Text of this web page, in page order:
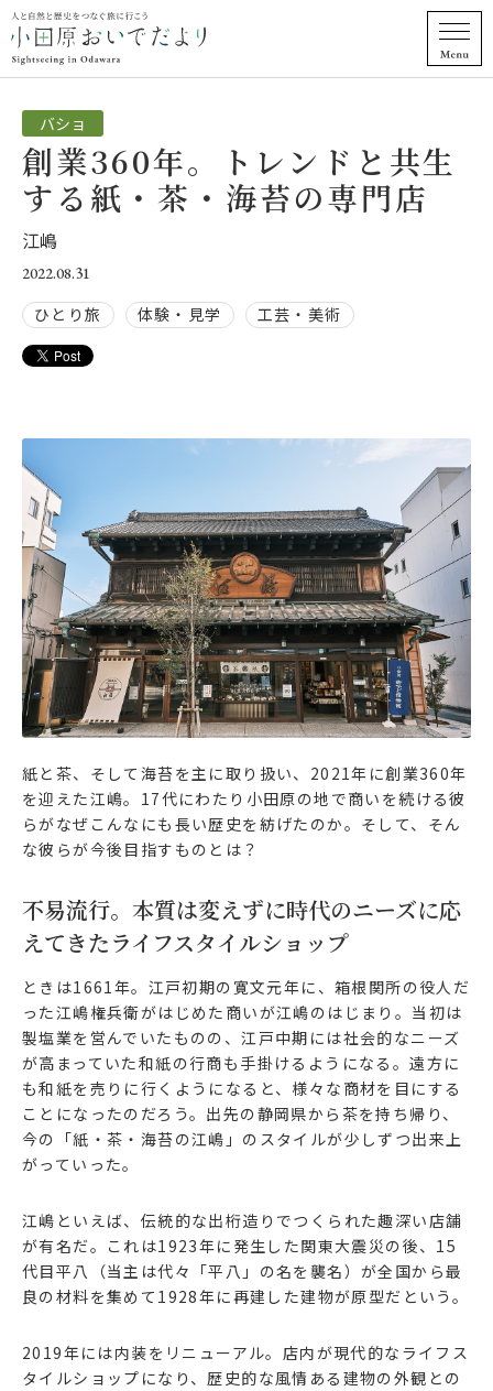
バショ
創業360年。トレンドと共生
する紙・茶・海苔の専門店
江嶋
2022.08.31
ひとり旅 体験・見学 工芸・美術
紙と茶、そして海苔を主に取り扱い、2021年に創業360年
を迎えた江嶋。17代にわたり小田原の地で商いを続ける彼
らがなぜこんなにも長い歴史を紡げたのか。そして、そん
な彼らが今後目指すものとは？
不易流行。本質は変えずに時代のニーズに応
えてきたライフスタイルショップ
ときは1661年。江戸初期の寛文元年に、箱根関所の役人だ
った江嶋権兵衛がはじめた商いが江嶋のはじまり。当初は
製塩業を営んでいたものの、江戸中期には社会的なニーズ
が高まっていた和紙の行商も手掛けるようになる。遠方に
も和紙を売りに行くようになると、様々な商材を目にする
ことになったのだろう。出先の静岡県から茶を持ち帰り、
今の「紙・茶・海苔の江嶋」のスタイルが少しずつ出来上
がっていった。
江嶋といえば、伝統的な出桁造りでつくられた趣深い店舗
が有名だ。これは1923年に発生した関東大震災の後、15
代目平八（当主は代々「平八」の名を襲名）が全国から最
良の材料を集めて1928年に再建した建物が原型だという。
2019年には内装をリニューアル。店内が現代的なライフス
タイルショップになり、歴史的な風情ある建物の外観との